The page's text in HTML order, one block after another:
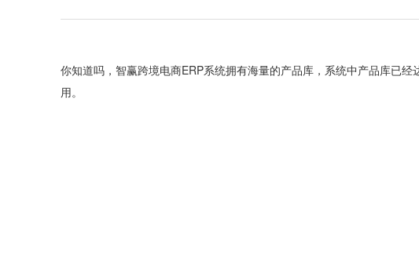
你知道吗，智赢跨境电商ERP系统拥有海量的产品库，系统中产品库已
用。